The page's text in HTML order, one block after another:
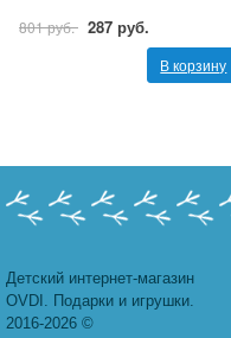
801 руб. 287 руб.
В корзину
Детский интернет-магазин
OVDI. Подарки и игрушки.
2016-2026 ©